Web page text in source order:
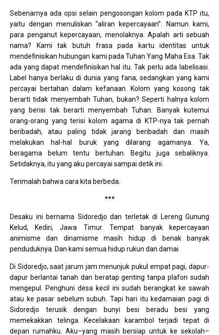
Sebenarnya ada opsi selain pengosongan kolom pada KTP itu,
yaitu dengan menuliskan “aliran kepercayaan”. Namun kami,
para penganut kepercayaan, menolaknya. Apalah arti sebuah
nama? Kami tak butuh frasa pada kartu identitas untuk
mendefinisikan hubungan kami pada Tuhan Yang Maha Esa. Tak
ada yang dapat mendefinisikan hal itu. Tak perlu ada labelisasi.
Label hanya berlaku di dunia yang fana, sedangkan yang kami
percayai bertahan dalam kefanaan. Kolom yang kosong tak
berarti tidak menyembah Tuhan, bukan? Seperti halnya kolom
yang berisi tak berarti menyembah Tuhan. Banyak kutemui
orang-orang yang terisi kolom agama di KTP-nya tak pernah
beribadah, atau paling tidak jarang beribadah dan masih
melakukan hal-hal buruk yang dilarang agamanya. Ya,
beragama belum tentu bertuhan. Begitu juga sebaliknya.
Setidaknya, itu yang aku percayai sampai detik ini.
Terimalah bahwa cara kita berbeda.
***
Desaku ini bernama Sidoredjo dan terletak di Lereng Gunung
Kelud, Kediri, Jawa Timur. Tempat banyak kepercayaan
animisme dan dinamisme masih hidup di benak banyak
penduduknya. Dan kami semua hidup rukun dan damai.
Di Sidoredjo, saat jarum jam menunjuk pukul empat pagi, dapur-
dapur berlantai tanah dan beratap genting tanpa plafon sudah
mengepul. Penghuni desa kecil ini sudah berangkat ke sawah
atau ke pasar sebelum subuh. Tapi hari itu kedamaian pagi di
Sidoredjo terusik dengan bunyi besi beradu besi yang
memekakkan telinga. Kecelakaan karambol terjadi tepat di
depan rumahku. Aku–yang masih bersiap untuk ke sekolah–